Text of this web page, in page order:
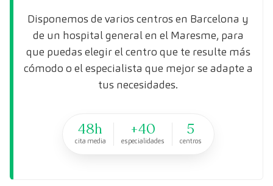
Disponemos de varios centros en Barcelona y
de un hospital general en el Maresme, para
que puedas elegir el centro que te resulte más
cómodo o el especialista que mejor se adapte a
tus necesidades.
48h
cita media
+40
especialidades
5
centros